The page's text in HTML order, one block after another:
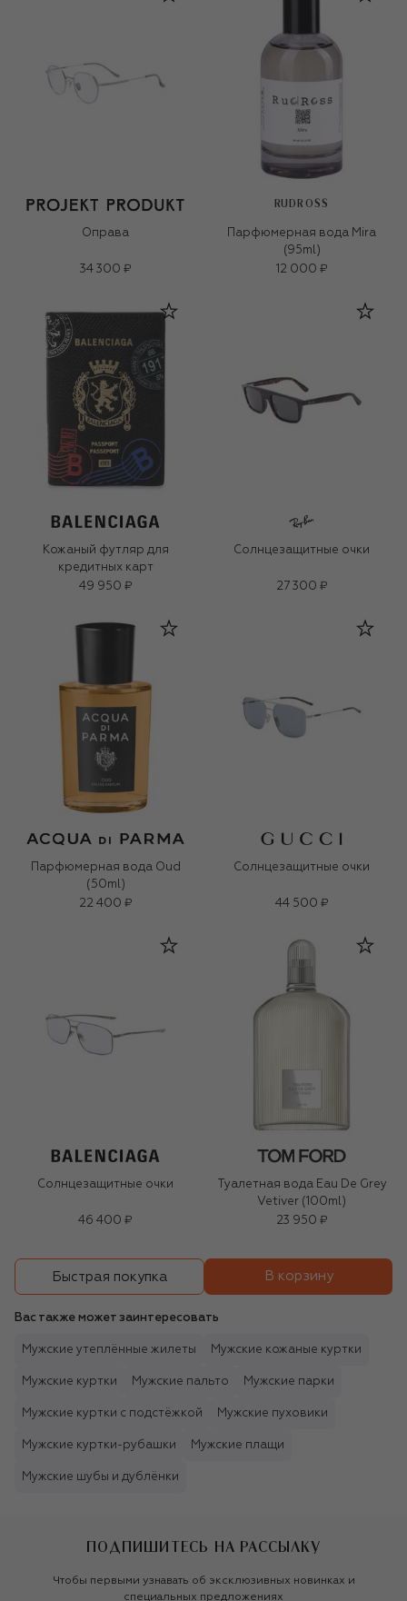
Оправа
34 300 ₽
RUDROSS
Парфюмерная вода Mira
(95ml)
12 000 ₽
Кожаный футляр для
кредитных карт
49 950 ₽
Солнцезащитные очки
27 300 ₽
Парфюмерная вода Oud
(50ml)
22 400 ₽
Солнцезащитные очки
44 500 ₽
Солнцезащитные очки
46 400 ₽
Туалетная вода Eau De Grey
Vetiver (100ml)
23 950 ₽
Быстрая покупка В корзину
Вас также может заинтересовать
Мужские утеплённые жилеты Мужские кожаные куртки
Мужские куртки Мужские пальто Мужские парки
Мужские куртки с подстёжкой Мужские пуховики
Мужские куртки-рубашки Мужские плащи
Мужские шубы и дублёнки
ПОДПИШИТЕСЬ НА РАССЫЛКУ
Чтобы первыми узнавать об эксклюзивных новинках и
специальных предложениях